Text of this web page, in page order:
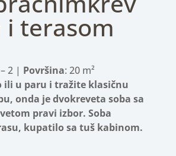
i terasom
2 | Površina: 20 m²
ili u paru i tražite klasičnu
onda je dvokreveta soba sa
pravi izbor. Soba
kupatilo sa tuš kabinom.